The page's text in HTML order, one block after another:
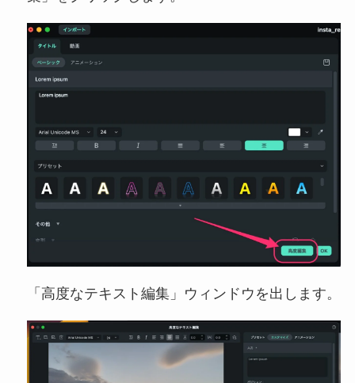
「高度なテキスト編集」ウィンドウを出します。